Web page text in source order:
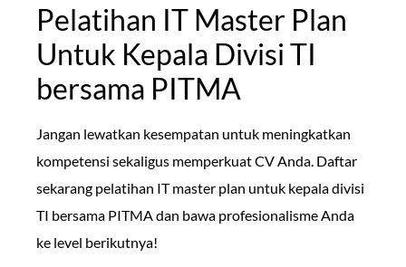
Pelatihan IT Master Plan
Untuk Kepala Divisi TI
bersama PITMA
Jangan lewatkan kesempatan untuk meningkatkan
kompetensi sekaligus memperkuat CV Anda. Daftar
sekarang pelatihan IT master plan untuk kepala divisi
TI bersama PITMA dan bawa profesionalisme Anda
ke level berikutnya!